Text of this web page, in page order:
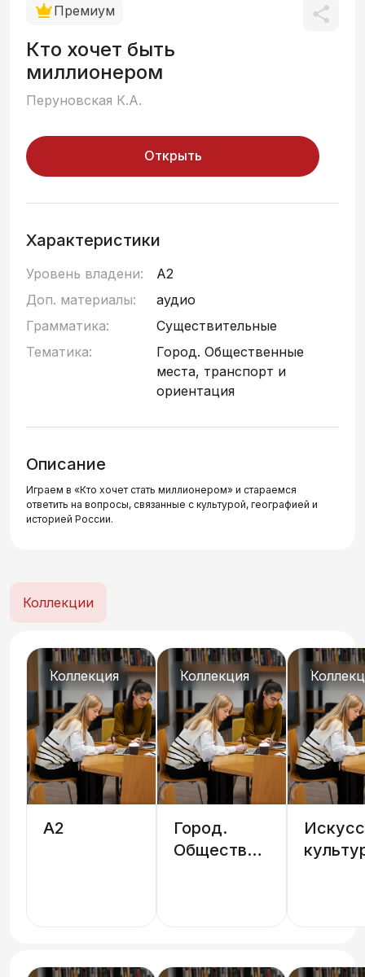
Премиум
Кто хочет быть
миллионером
Перуновская К.А.
Открыть
Характеристики
Уровень владени:
A2
Доп. материалы:
аудио
Грамматика:
Существительные
Тематика:
Город. Общественные
места, транспорт и
ориентация
Описание
Играем в «Кто хочет стать миллионером» и стараемся
ответить на вопросы, связанные с культурой, географией и
историей России.
Коллекции
Коллекция
A2
Коллекция
Город.
Общественные